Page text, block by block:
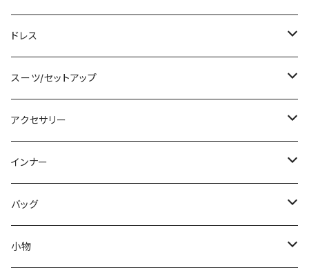
その他
チュニック
カーディガン/ボレロ
ニット/セーター
パーカー
スウェット/トレーナー
その他
デニム
レギンス
その他
オールインワン
ロング
その他
ジャケット
その他
タンキニ
バンドゥビキニ
ワンピース
ラッシュガード
その他
ドレス
ミニ/ショート
ミディアム/ミモレ
ロング/マキシ
袖付き
ノースリーブ
スーツ/セットアップ
パンツスーツ
スカートスーツ
その他
アクセサリー
ネックレス
ブレスレット
ピアス
インナー
ブラ/ブラトップ/ベアトップ
ショーツ
バッグ
サブバッグ
小物